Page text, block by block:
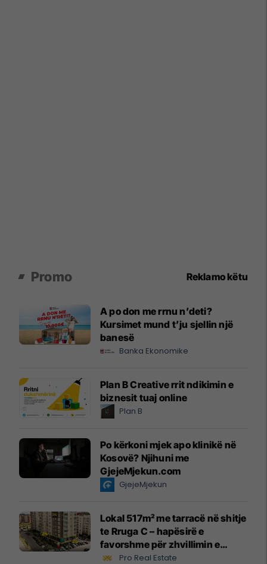
Promo Reklamo këtu
A po don me rrnu n’deti?
Kursimet mund t’ju sjellin një
banesë
Banka Ekonomike
Plan B Creative rrit ndikimin e
biznesit tuaj online
Plan B
Po kërkoni mjek apo klinikë në
Kosovë? Njihuni me
GjejeMjekun.com
GjejeMjekun
Lokal 517m² me tarracë në shitje
te Rruga C – hapësirë e
favorshme për zhvillimin e
biznesit #15796
Pro Real Estate